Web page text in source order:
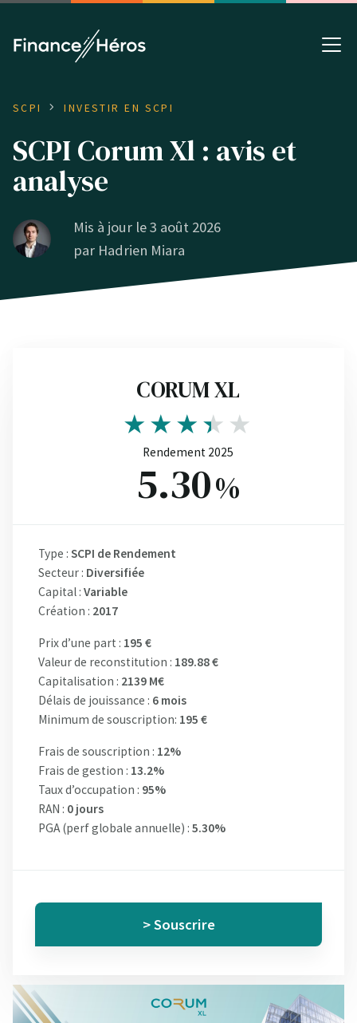
SCPI INVESTIR EN SCPI
SCPI Corum Xl : avis et
analyse
Mis à jour le 3 août 2026
par Hadrien Miara
CORUM XL
Rendement 2025
5.30%
Type : SCPI de Rendement
Secteur : Diversifiée
Capital : Variable
Création : 2017
Prix d’une part : 195 €
Valeur de reconstitution : 189.88 €
Capitalisation : 2139 M€
Délais de jouissance : 6 mois
Minimum de souscription: 195 €
Frais de souscription : 12%
Frais de gestion : 13.2%
Taux d’occupation : 95%
RAN : 0 jours
PGA (perf globale annuelle) : 5.30%
> Souscrire